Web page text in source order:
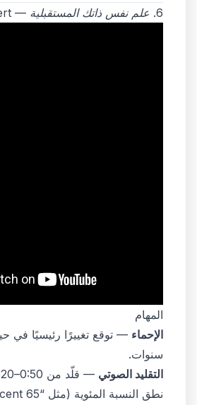
6. علم نفس ذاتك المستقبلية — Dan Gilbert
المهام
الإحماء — توقع تغييرًا رئيسيًا في
سنوات.
التقليد الصوتي
نطق النسبة المئوية (مثل “65 percent”).